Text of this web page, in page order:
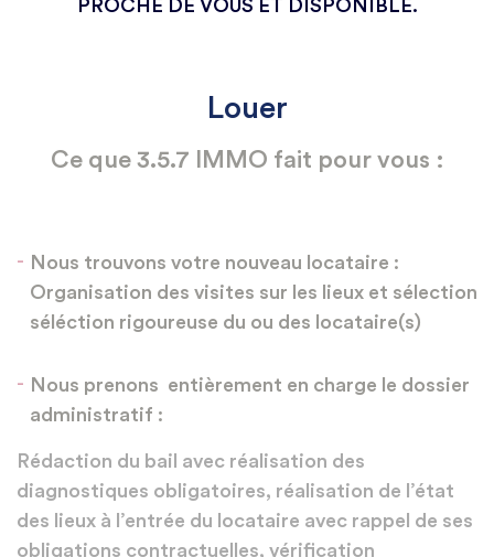
PROCHE DE VOUS ET DISPONIBLE.
louer
Ce que 3.5.7 IMMO fait pour vous :
Nous trouvons votre nouveau locataire :
Organisation des visites sur les lieux et sélection
séléction rigoureuse du ou des locataire(s)
Nous prenons entièrement en charge le dossier
administratif :
Rédaction du bail avec réalisation des
diagnostiques obligatoires, réalisation de l’état
des lieux à l’entrée du locataire avec rappel de ses
obligations contractuelles, vérification